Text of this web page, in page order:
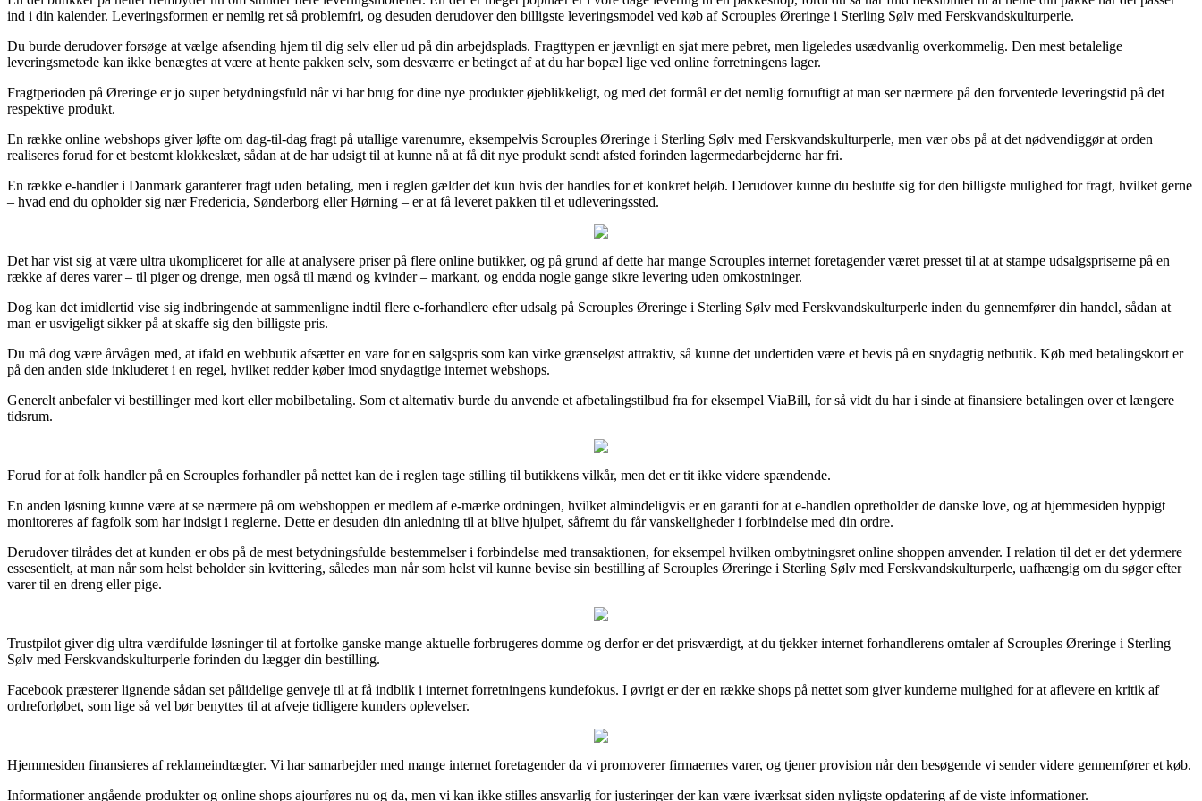
ind i din kalender. Leveringsformen er nemlig ret så problemfri, og desuden derudover den billigste leveringsmodel ved køb af Scrouples Øreringe i Sterling Sølv med Ferskvandskulturperle.
Du burde derudover forsøge at vælge afsending hjem til dig selv eller ud på din arbejdsplads. Fragttypen er jævnligt en sjat mere pebret, men ligeledes usædvanlig overkommelig. Den mest betalelige
leveringsmetode kan ikke benægtes at være at hente pakken selv, som desværre er betinget af at du har bopæl lige ved online forretningens lager.
Fragtperioden på Øreringe er jo super betydningsfuld når vi har brug for dine nye produkter øjeblikkeligt, og med det formål er det nemlig fornuftigt at man ser nærmere på den forventede leveringstid på det
respektive produkt.
En række online webshops giver løfte om dag-til-dag fragt på utallige varenumre, eksempelvis Scrouples Øreringe i Sterling Sølv med Ferskvandskulturperle, men vær obs på at det nødvendiggør at orden
realiseres forud for et bestemt klokkeslæt, sådan at de har udsigt til at kunne nå at få dit nye produkt sendt afsted forinden lagermedarbejderne har fri.
En række e-handler i Danmark garanterer fragt uden betaling, men i reglen gælder det kun hvis der handles for et konkret beløb. Derudover kunne du beslutte sig for den billigste mulighed for fragt, hvilket gerne
– hvad end du opholder sig nær Fredericia, Sønderborg eller Hørning – er at få leveret pakken til et udleveringssted.
Det har vist sig at være ultra ukompliceret for alle at analysere priser på flere online butikker, og på grund af dette har mange Scrouples internet foretagender været presset til at at stampe udsalgspriserne på en
række af deres varer – til piger og drenge, men også til mænd og kvinder – markant, og endda nogle gange sikre levering uden omkostninger.
Dog kan det imidlertid vise sig indbringende at sammenligne indtil flere e-forhandlere efter udsalg på Scrouples Øreringe i Sterling Sølv med Ferskvandskulturperle inden du gennemfører din handel, sådan at
man er usvigeligt sikker på at skaffe sig den billigste pris.
Du må dog være årvågen med, at ifald en webbutik afsætter en vare for en salgspris som kan virke grænseløst attraktiv, så kunne det undertiden være et bevis på en snydagtig netbutik. Køb med betalingskort er
på den anden side inkluderet i en regel, hvilket redder køber imod snydagtige internet webshops.
Generelt anbefaler vi bestillinger med kort eller mobilbetaling. Som et alternativ burde du anvende et afbetalingstilbud fra for eksempel ViaBill, for så vidt du har i sinde at finansiere betalingen over et længere
tidsrum.
Forud for at folk handler på en Scrouples forhandler på nettet kan de i reglen tage stilling til butikkens vilkår, men det er tit ikke videre spændende.
En anden løsning kunne være at se nærmere på om webshoppen er medlem af e-mærke ordningen, hvilket almindeligvis er en garanti for at e-handlen opretholder de danske love, og at hjemmesiden hyppigt
monitoreres af fagfolk som har indsigt i reglerne. Dette er desuden din anledning til at blive hjulpet, såfremt du får vanskeligheder i forbindelse med din ordre.
Derudover tilrådes det at kunden er obs på de mest betydningsfulde bestemmelser i forbindelse med transaktionen, for eksempel hvilken ombytningsret online shoppen anvender. I relation til det er det ydermere
essesentielt, at man når som helst beholder sin kvittering, således man når som helst vil kunne bevise sin bestilling af Scrouples Øreringe i Sterling Sølv med Ferskvandskulturperle, uafhængig om du søger efter
varer til en dreng eller pige.
Trustpilot giver dig ultra værdifulde løsninger til at fortolke ganske mange aktuelle forbrugeres domme og derfor er det prisværdigt, at du tjekker internet forhandlerens omtaler af Scrouples Øreringe i Sterling
Sølv med Ferskvandskulturperle forinden du lægger din bestilling.
Facebook præsterer lignende sådan set pålidelige genveje til at få indblik i internet forretningens kundefokus. I øvrigt er der en række shops på nettet som giver kunderne mulighed for at aflevere en kritik af
ordreforløbet, som lige så vel bør benyttes til at afveje tidligere kunders oplevelser.
Hjemmesiden finansieres af reklameindtægter. Vi har samarbejder med mange internet foretagender da vi promoverer firmaernes varer, og tjener provision når den besøgende vi sender videre gennemfører et køb.
Informationer angående produkter og online shops ajourføres nu og da, men vi kan ikke stilles ansvarlig for justeringer der kan være iværksat siden nyligste opdatering af de viste informationer.